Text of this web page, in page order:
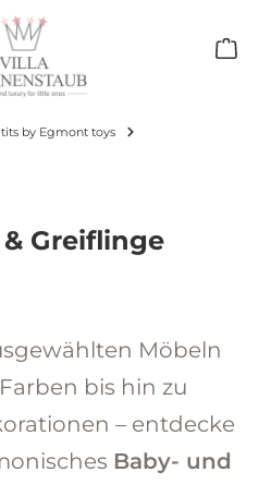
by Egmont toys
& Greiflinge
Möbeln
bis hin zu
– entdecke
Baby- und